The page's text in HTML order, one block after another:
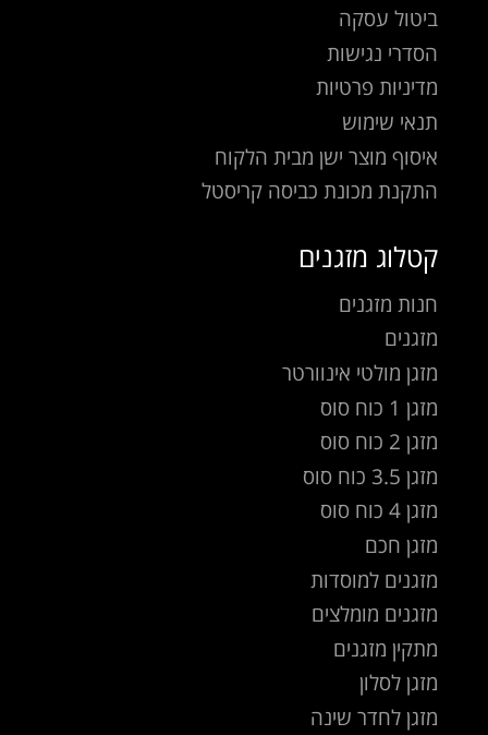
ביטול עסקה
הסדרי נגישות
מדיניות פרטיות
תנאי שימוש
איסוף מוצר ישן מבית הלקוח
התקנת מכונת כביסה קריסטל
קטלוג מזגנים
חנות מזגנים
מזגנים
מזגן מולטי אינוורטר
מזגן 1 כוח סוס
מזגן 2 כוח סוס
מזגן 3.5 כוח סוס
מזגן 4 כוח סוס
מזגן חכם
מזגנים למוסדות
מזגנים מומלצים
מתקין מזגנים
מזגן לסלון
מזגן לחדר שינה